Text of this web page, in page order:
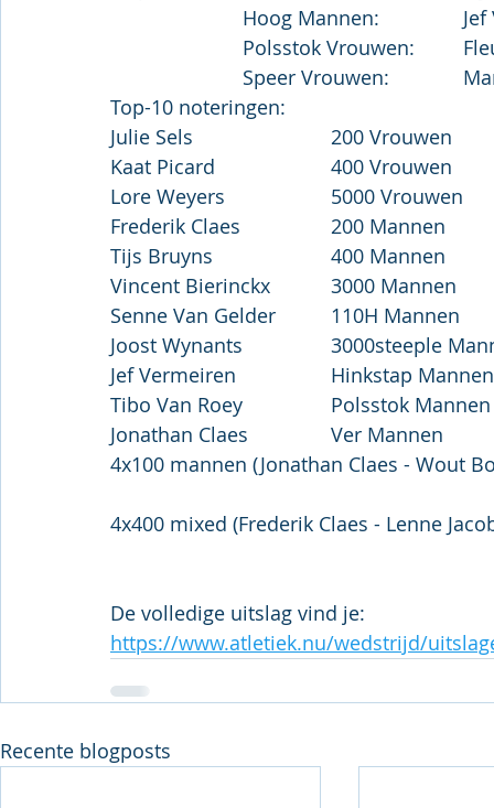
Top-10 noteringen:
4x100 mannen (Jonathan Claes - Wout
4x400 mixed (Frederik Claes - Lenne
De volledige uitslag vind je:
https://www.atletiek.nu/wedstrijd/
Recente blogposts